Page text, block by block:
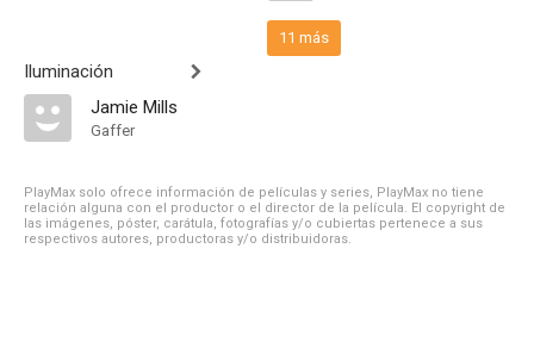
Iluminación
Jamie Mills
Gaffer
11 más
PlayMax solo ofrece información de películas y series, PlayMax no tiene
relación alguna con el productor o el director de la película. El copyright de
las imágenes, póster, carátula, fotografías y/o cubiertas pertenece a sus
respectivos autores, productoras y/o distribuidoras.